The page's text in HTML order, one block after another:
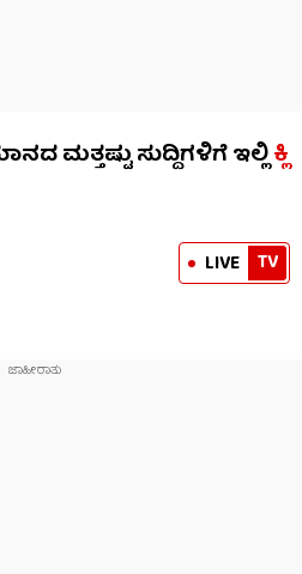
ಮತ್ತಷ್ಟು ಸುದ್ದಿಗಳಿಗೆ ಇಲ್ಲಿಕ್ಲಿ
LIVE TV